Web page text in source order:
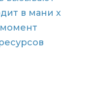
в мани х
момент